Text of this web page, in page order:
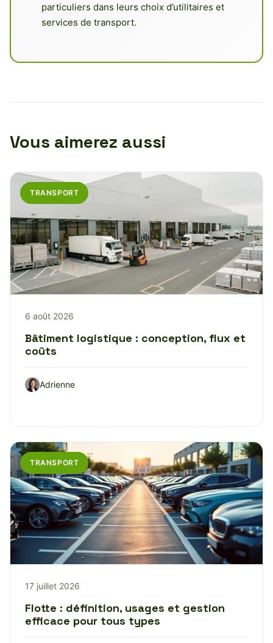
particuliers dans leurs choix d’utilitaires et
services de transport.
Vous aimerez aussi
TRANSPORT
6 août 2026
Bâtiment logistique : conception, flux et
coûts
Adrienne
TRANSPORT
17 juillet 2026
Flotte : définition, usages et gestion
efficace pour tous types